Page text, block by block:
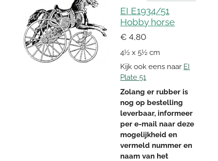
EI E1934/51
Hobby horse
€ 4,80
4½ x 5½ cm
Kijk ook eens naar EI
Plate 51
Zolang er rubber is
nog op bestelling
leverbaar, informeer
per e-mail naar deze
mogelijkheid en
vermeld nummer en
naam van het